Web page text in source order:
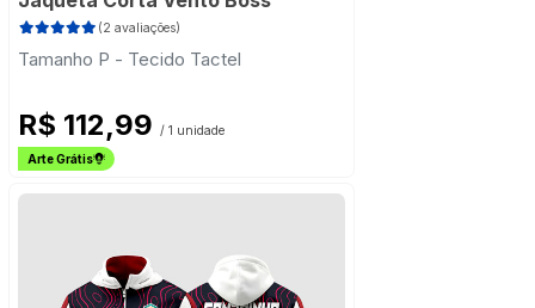
(2 avaliações)
Tamanho P - Tecido Tactel
R$ 112,99 / 1 unidade
Arte Grátis